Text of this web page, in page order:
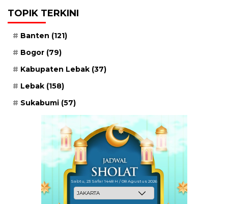
TOPIK TERKINI
Banten (121)
Bogor (79)
Kabupaten Lebak (37)
Lebak (158)
Sukabumi (57)
Sabtu, 23 Safar 1448 H / 08 Agustus 2026